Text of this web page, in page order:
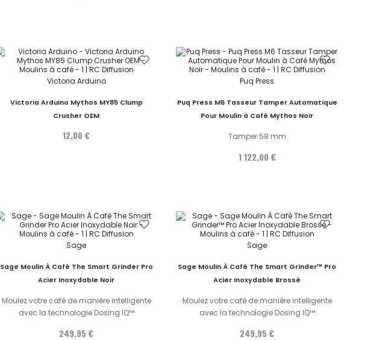
Victoria Arduino
Victoria Arduino Mythos MY85 Clump
Crusher OEM
12,00 €
Puq Press
Puq Press M6 Tasseur Tamper Automatique
Pour Moulin à Café Mythos Noir
Tamper 58 mm
1 122,00 €
Sage
Sage Moulin À Café The Smart Grinder Pro
Acier Inoxydable Noir
Moulez votre café de manière intelligente
avec la technologie Dosing IQ™
249,95 €
Sage
Sage Moulin À Café The Smart Grinder™ Pro
Acier Inoxydable Brossé
Moulez votre café de manière intelligente
avec la technologie Dosing IQ™
249,95 €